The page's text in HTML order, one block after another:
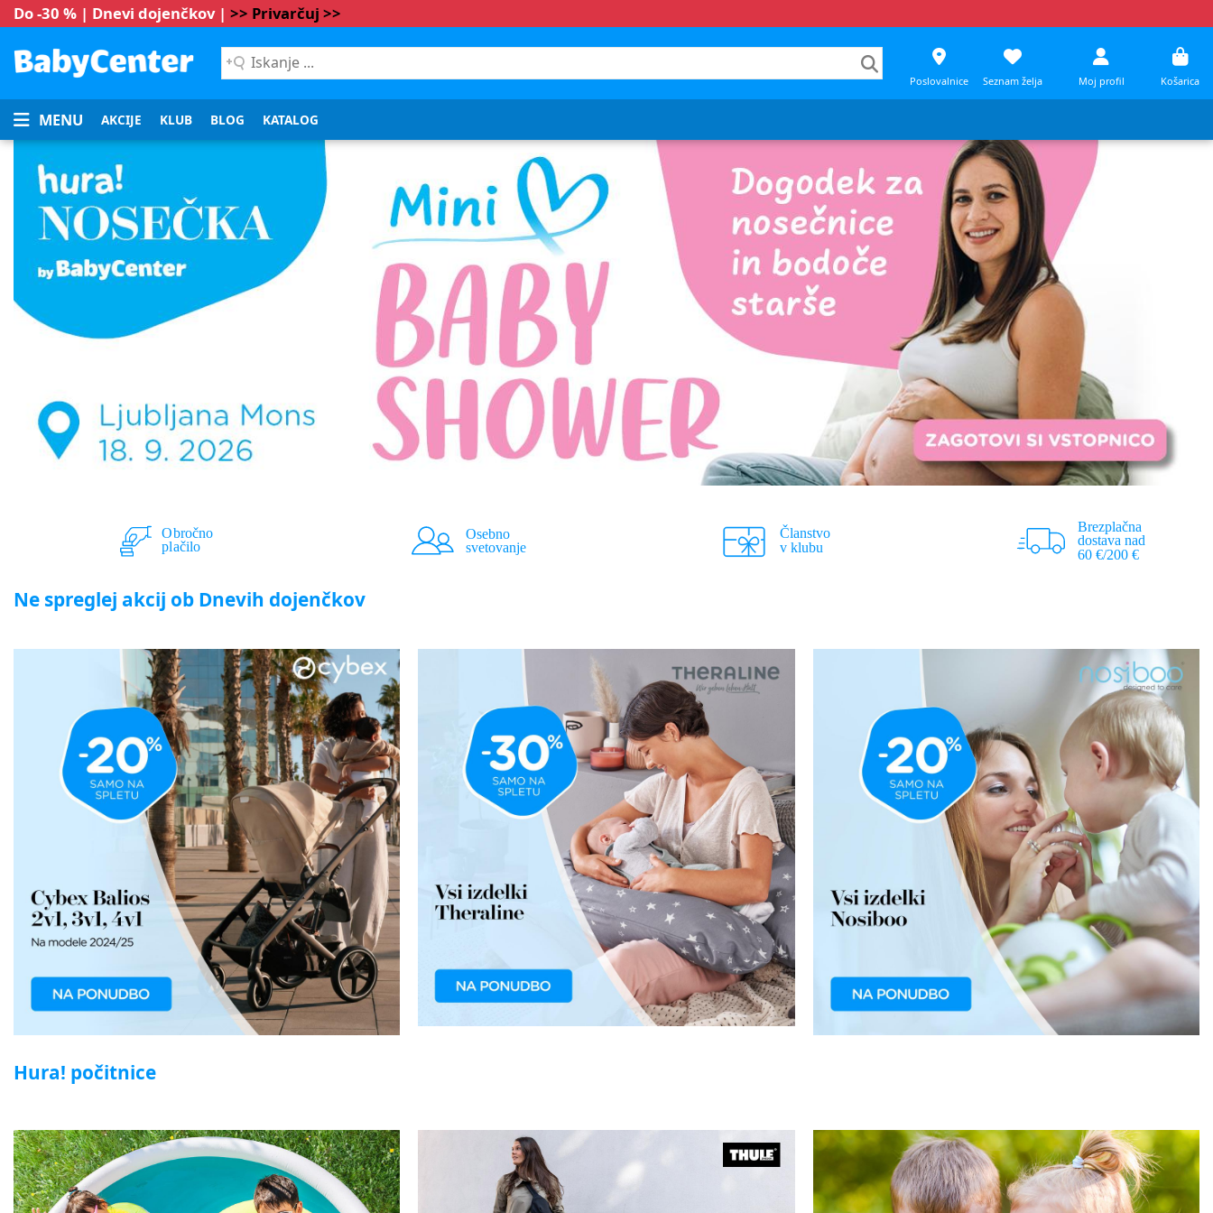
Do -30 % | Dnevi dojenčkov | >> Privarčuj >>
Iskanje
...
Poslovalnice Seznam želja Moj profil Košarica
MENU AKCIJE KLUB BLOG KATALOG
Ne spreglej akcij ob Dnevih dojenčkov
Hura! počitnice